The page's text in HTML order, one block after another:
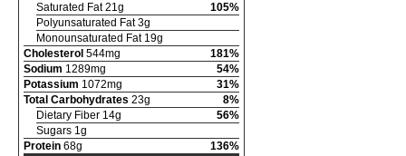
Saturated Fat 21g
105%
Polyunsaturated Fat 3g
Monounsaturated Fat 19g
Cholesterol 544mg
181%
Sodium 1289mg
54%
Potassium 1072mg
31%
Total Carbohydrates 23g
8%
Dietary Fiber 14g
56%
Sugars 1g
Protein 68g
136%